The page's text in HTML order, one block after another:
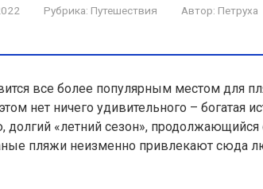
Рубрика: Путешествия Автор: Петруха
все более популярным местом для
нет ничего удивительного – богатая
«летний сезон», продолжающийся
пляжи неизменно привлекают сюда